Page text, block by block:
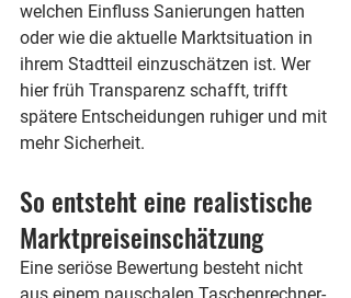
welchen Einfluss Sanierungen hatten
oder wie die aktuelle Marktsituation in
ihrem Stadtteil einzuschätzen ist. Wer
hier früh Transparenz schafft, trifft
spätere Entscheidungen ruhiger und mit
mehr Sicherheit.
So entsteht eine realistische
Marktpreiseinschätzung
Eine seriöse Bewertung besteht nicht